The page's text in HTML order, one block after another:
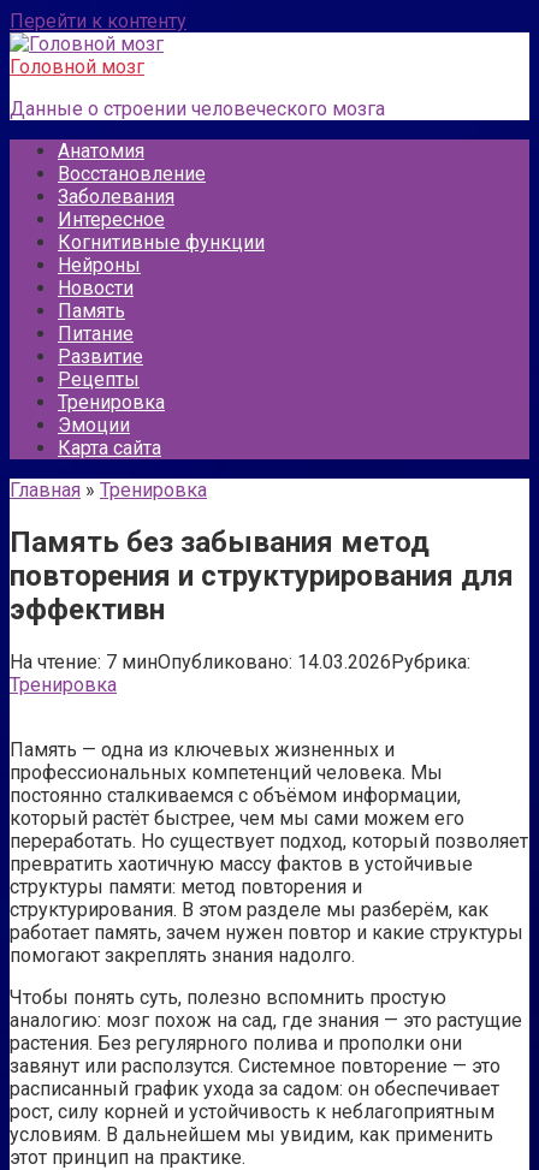
Перейти к контенту
Головной мозг
Данные о строении человеческого мозга
Анатомия
Восстановление
Заболевания
Интересное
Когнитивные функции
Нейроны
Новости
Память
Питание
Развитие
Рецепты
Тренировка
Эмоции
Карта сайта
Главная » Тренировка
Память без забывания метод
повторения и структурирования для
эффективн
На чтение: 7 минОпубликовано: 14.03.2026Рубрика:
Тренировка
Память — одна из ключевых жизненных и
профессиональных компетенций человека. Мы
постоянно сталкиваемся с объёмом информации,
который растёт быстрее, чем мы сами можем его
переработать. Но существует подход, который позволяет
превратить хаотичную массу фактов в устойчивые
структуры памяти: метод повторения и
структурирования. В этом разделе мы разберём, как
работает память, зачем нужен повтор и какие структуры
помогают закреплять знания надолго.
Чтобы понять суть, полезно вспомнить простую
аналогию: мозг похож на сад, где знания — это растущие
растения. Без регулярного полива и прополки они
завянут или расползутся. Системное повторение — это
расписанный график ухода за садом: он обеспечивает
рост, силу корней и устойчивость к неблагоприятным
условиям. В дальнейшем мы увидим, как применить
этот принцип на практике.